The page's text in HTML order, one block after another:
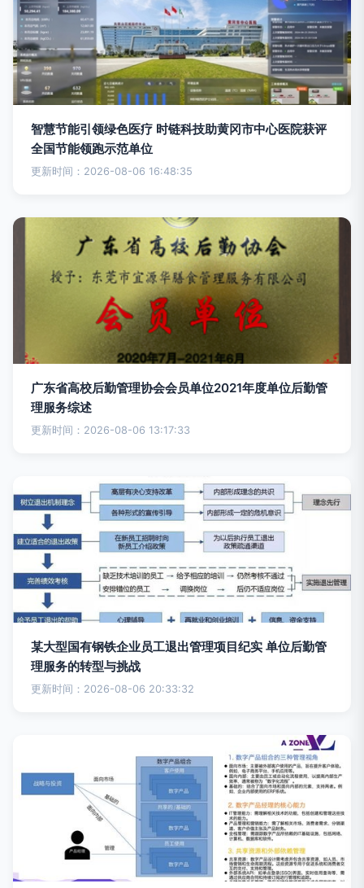
智慧节能引领绿色医疗 时链科技助黄冈市中心医院获评
全国节能领跑示范单位
更新时间：2026-08-06 16:48:35
广东省高校后勤管理协会会员单位2021年度单位后勤管
理服务综述
更新时间：2026-08-06 13:17:33
某大型国有钢铁企业员工退出管理项目纪实 单位后勤管
理服务的转型与挑战
更新时间：2026-08-06 20:33:32